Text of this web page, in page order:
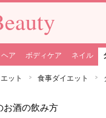
ヘア ボディケア ネイル
ット 食事ダイエット
お酒の飲み方